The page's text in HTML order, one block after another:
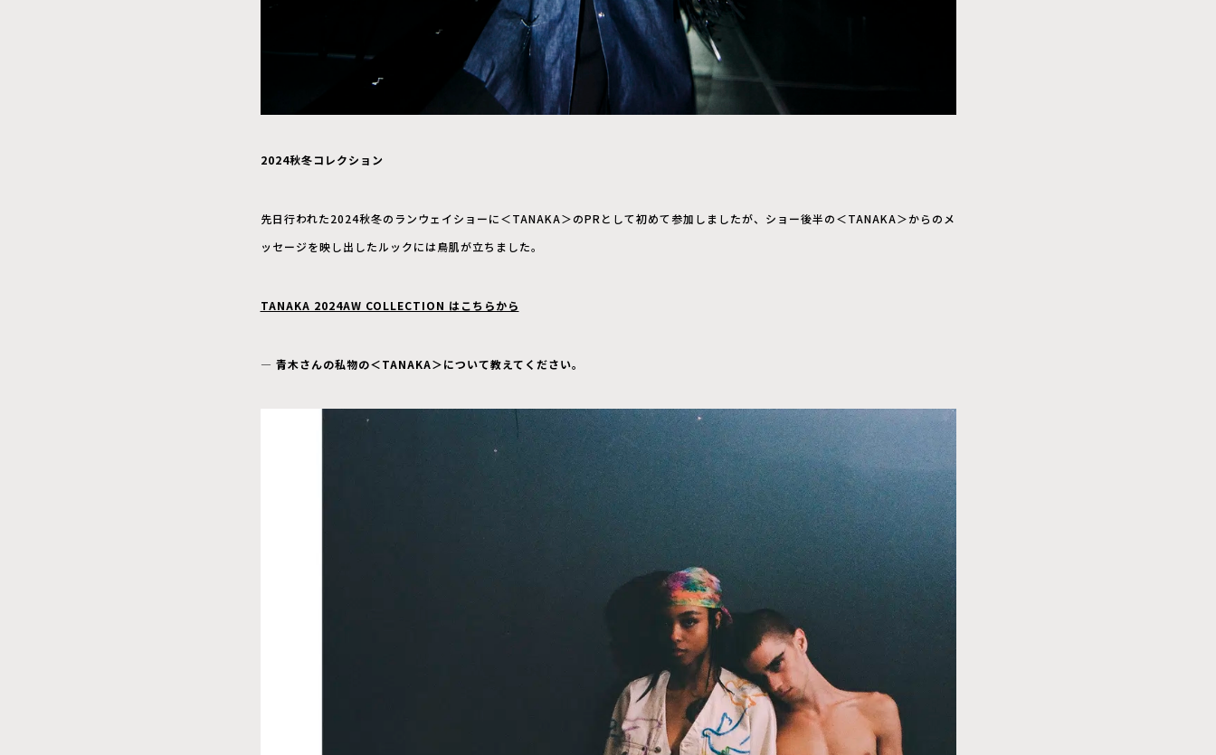
2024秋冬コレクション
先日行われた2024秋冬のランウェイショーに＜TANAKA＞のPRとして初めて参加しましたが、ショー後半の＜TANAKA＞からのメ
ッセージを映し出したルックには鳥肌が立ちました。
TANAKA 2024AW COLLECTION はこちらから
― 青木さんの私物の＜TANAKA＞について教えてください。